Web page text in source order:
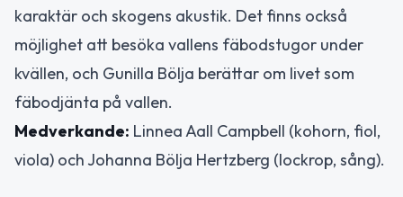
karaktär och skogens akustik. Det finns också
möjlighet att besöka vallens fäbodstugor under
kvällen, och Gunilla Bölja berättar om livet som
fäbodjänta på vallen.
Medverkande: Linnea Aall Campbell (kohorn, fiol,
viola) och Johanna Bölja Hertzberg (lockrop, sång).